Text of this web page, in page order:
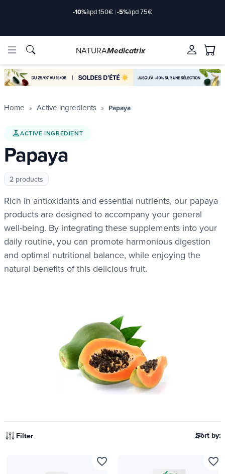
Brands
-10%àpd 150€ |-5%àpd 75€
Brands
NATURAMedicatrix
Home Active ingredients Papaya
ACTIVE INGREDIENT
Papaya
2 products
Rich in antioxidants and essential nutrients, our papaya
products are designed to accompany your general
well-being. By integrating these supplements into your
daily routine, you can promote harmonious digestion
and optimal nutritional balance, while enjoying the
natural benefits of this delicious fruit.
Filter Sort by:
favorite_border favorite_border